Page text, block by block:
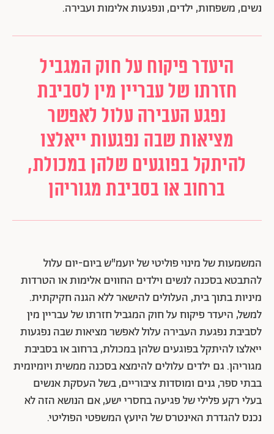
נשים, משפחות, ילדים, ונפגעות אלימות ועבירה.
היעדר פיקוח על חוק המגביל
חזרתו של עבריין מין לסביבת
נפגע העבירה עלול לאפשר
מציאות שבה נפגעות ייאלצו
להיתקל בפוגעים שלהן במכולת,
ברחוב או בסביבת מגוריהן
המשמעות של מינוי פוליטי של יועמ"ש ביום-יום עלול
להתבטא בסכנה לנשים וילדים החווים אלימות או הטרדות
מיניות בתוך בית, העלולים להישאר ללא הגנה חקיקתית.
למשל, היעדר פיקוח על חוק המגביל חזרתו של עבריין מין
לסביבת נפגעת העבירה עלול לאפשר מציאות שבה נפגעות
ייאלצו להיתקל בפוגעים שלהן במכולת, ברחוב או בסביבת
מגוריהן. גם ילדים עלולים להימצא בסכנה ממשית ויומיומית
בבתי ספר, גנים ומוסדות ציבוריים, בשל העסקת אנשים
בעלי רקע פלילי של פגיעה בחסרי ישע, אם הנושא הזה לא
נכנס להגדרת האינטרס של היועץ המשפטי הפוליטי.